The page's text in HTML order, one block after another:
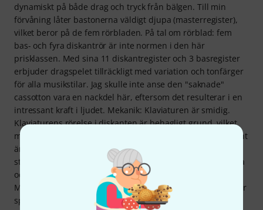
dynamiskt på både drag och tryck från bälgen. Till min
förvåning låter bastonerna väldigt djupa (masterregister),
vilket beror på de fem rörbladen. På tal om rörblad: fem
bas- och fyra diskantrör är inte normen i den här
prisklassen. Med sina 11 diskantregister och 3 basregister
erbjuder dragspelet tillräckligt med variation och tonfärger
för alla musikstilar. Jag skulle inte anse den "saknade"
cassotton vara en nackdel här, eftersom det resulterar i en
intressant kraft i ljudet. Mekanik: Klaviaturen är smidig.
Klaviaturens rörelse i diskanten är behagligt grund, vilket
möjliggör snabbt spel. Drillar och andra krävande ornament
är också enkla att utföra. Jag tycker att basknapparnas
storlek, klaviaturbredden och höjdskillnaden mellan de vita
och svarta tangenterna i diskanten är mycket bekväma.
Mekanismen fungerar mycket tyst, så den är ohörbar under
spel. Vi var tvungna att returnera dragspelet efter den